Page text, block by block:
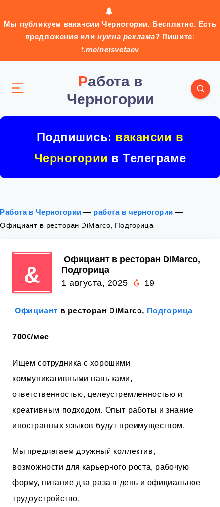
Мы публикуем вакансии Черногории. Бесплатно. Есть
предложения илинужна реклама? Пишите:
t.me/netsvetaev
Работа в
Черногории
Подпишись: вакансии в
Черногории в Телеграме
Работа в Черногории — работа в черногории —
Официант в ресторан DiMarco, Подгорица
&
️ Официант в ресторан DiMarco,
Подгорица
1 августа, 2025
19
️Официант в ресторан DiMarco, Подгорица
700€/мес
Ищем сотрудника с хорошими
коммуникативными навыками,
ответственностью, целеустремленностью и
креативным подходом. Опыт работы и знание
иностранных языков будут преимуществом.
Мы предлагаем дружный коллектив,
возможности для карьерного роста, рабочую
форму, питание два раза в день и официальное
трудоустройство.